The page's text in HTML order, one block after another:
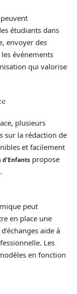
étudiants dans
envoyer des
événements
qui valorise
plusieurs
sur la rédaction de
et facilement
d’Enfants propose
peut
en place une
aide à
Les
en fonction